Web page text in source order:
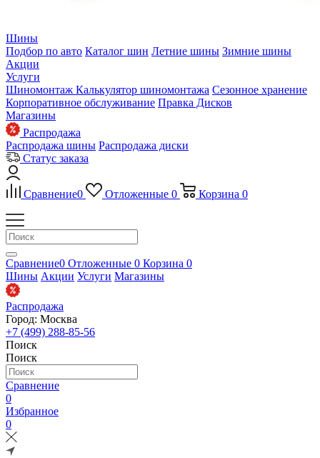
Шины
Подбор по авто Каталог шин Летние шины Зимние шины
Акции
Услуги
Шиномонтаж Калькулятор шиномонтажа Сезонное хранение
Корпоративное обслуживание Правка Дисков
Магазины
Распродажа
Распродажа шины Распродажа диски
Статус заказа
Сравнение0 Отложенные 0 Корзина 0
Сравнение0 Отложенные 0 Корзина 0
Шины Акции Услуги Магазины
Распродажа
Город: Москва
+7 (499) 288-85-56
Поиск
Поиск
Сравнение
0
Избранное
0